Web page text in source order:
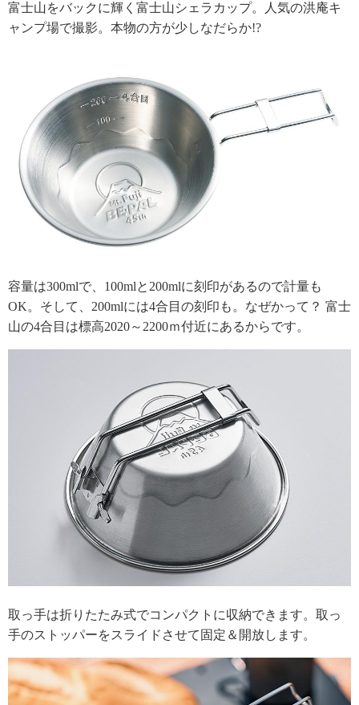
富士山をバックに輝く富士山シェラカップ。人気の洪庵キ
ャンプ場で撮影。本物の方が少しなだらか!?
容量は300mlで、100mlと200mlに刻印があるので計量も
OK。そして、200mlには4合目の刻印も。なぜかって？ 富士
山の4合目は標高2020～2200ｍ付近にあるからです。
取っ手は折りたたみ式でコンパクトに収納できます。取っ
手のストッパーをスライドさせて固定＆開放します。